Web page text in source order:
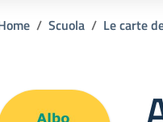
Scuola Le carte